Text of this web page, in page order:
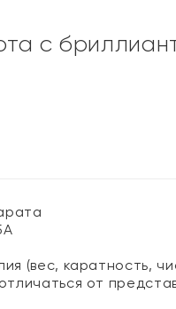
с
(вес, каратность,
от